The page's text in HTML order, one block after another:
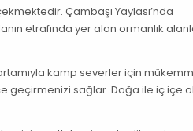
Çambaşı Yaylası’nda
etrafında yer alan ormanlık
kamp severler için
geçirmenizi sağlar. Doğa ile iç içe